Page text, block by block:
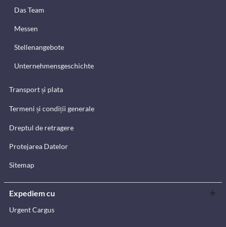
Das Team
Messen
Stellenangebote
Unternehmensgeschichte
Transport și plata
Termeni și condiții generale
Dreptul de retragere
Protejarea Datelor
Sitemap
Expediem cu
Urgent Cargus